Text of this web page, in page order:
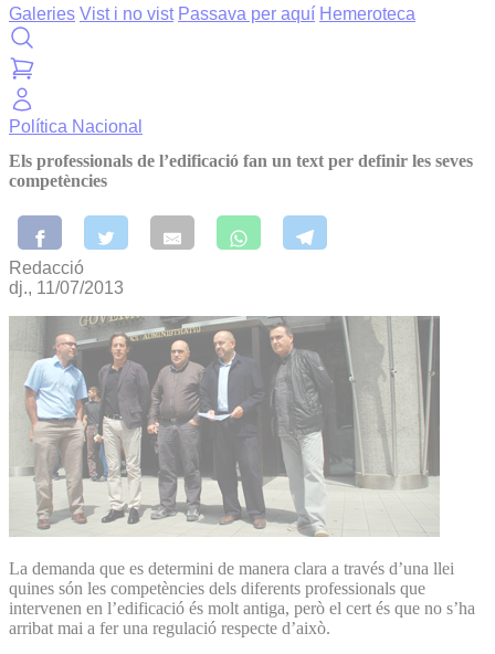
Galeries Vist i no vist Passava per aquí Hemeroteca
Política Nacional
Els professionals de l’edificació fan un text per definir les seves
competències
Redacció
dj., 11/07/2013
La demanda que es determini de manera clara a través d’una llei
quines són les competències dels diferents professionals que
intervenen en l’edificació és molt antiga, però el cert és que no s’ha
arribat mai a fer una regulació respecte d’això.